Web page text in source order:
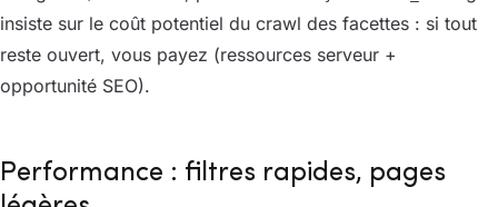
insiste sur le coût potentiel du crawl des facettes : si tout
reste ouvert, vous payez (ressources serveur +
opportunité SEO).
Performance : filtres rapides, pages